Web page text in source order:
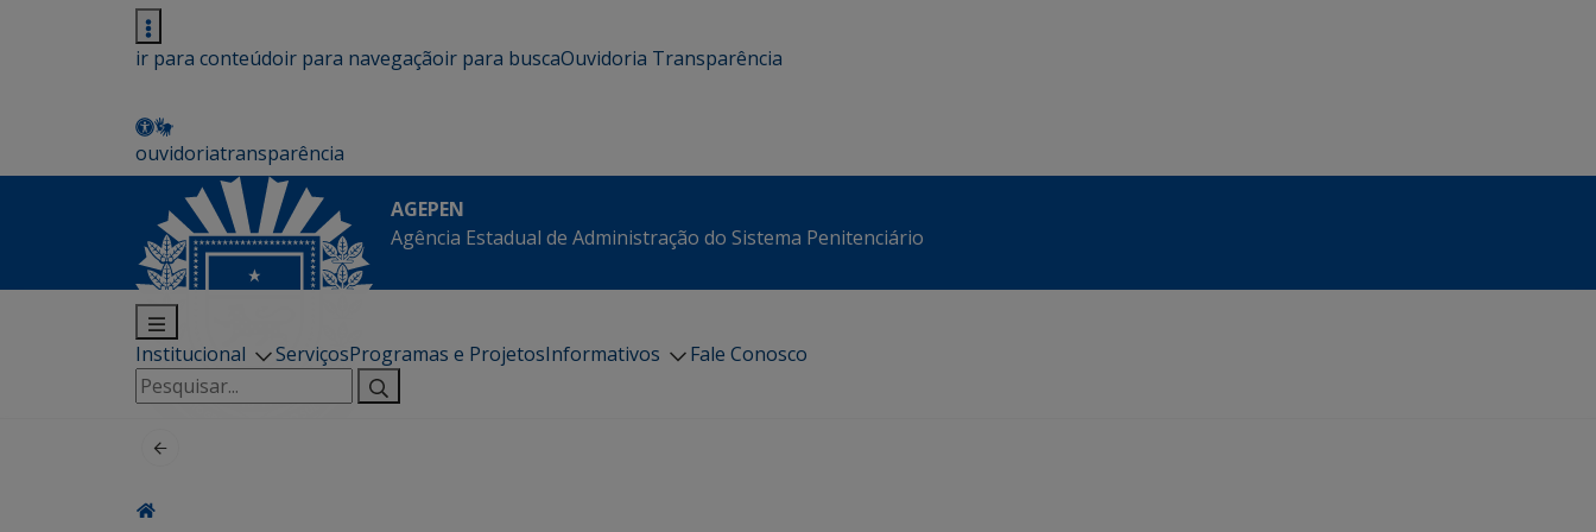
ir para conteúdoir para navegaçãoir para buscaOuvidoria Transparência
ouvidoriatransparência
AGEPEN
Agência Estadual de Administração do Sistema Penitenciário
Institucional ServiçosProgramas e ProjetosInformativos
Fale Conosco
Pesquisar
por: